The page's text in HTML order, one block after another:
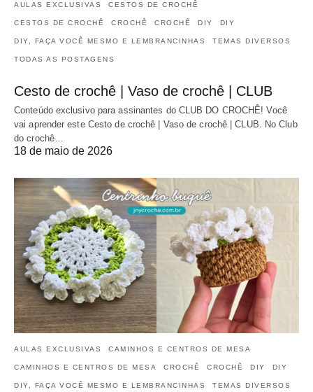
AULAS EXCLUSIVAS CESTOS DE CROCHÊ
CESTOS DE CROCHÊ CROCHÊ CROCHÊ DIY DIY
DIY, FAÇA VOCÊ MESMO E LEMBRANCINHAS TEMAS DIVERSOS
TODAS AS POSTAGENS
Cesto de crochê | Vaso de crochê | CLUB
Conteúdo exclusivo para assinantes do CLUB DO CROCHÊ! Você
vai aprender este Cesto de crochê | Vaso de crochê | CLUB. No Club
do crochê…
18 de maio de 2026
AULAS EXCLUSIVAS CAMINHOS E CENTROS DE MESA
CAMINHOS E CENTROS DE MESA CROCHÊ CROCHÊ DIY DIY
DIY, FAÇA VOCÊ MESMO E LEMBRANCINHAS TEMAS DIVERSOS